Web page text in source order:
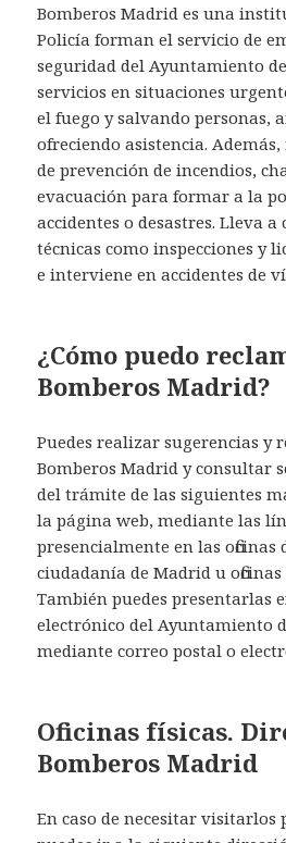
Bomberos Madrid es una
Policía forman el servicio de
seguridad del Ayuntamiento
servicios en situaciones
el fuego y salvando personas,
ofreciendo asistencia.
de prevención de incendios,
evacuación para formar a la
accidentes o desastres. Lleva a
técnicas como inspecciones y
e interviene en accidentes de
¿Cómo puedo
Bomberos Madrid?
Puedes realizar sugerencias y
Bomberos Madrid y consultar
del trámite de las siguientes
la página web, mediante las
presencialmente en las oficinas
ciudadanía de Madrid u
También puedes presentarlas
electrónico del Ayuntamiento
mediante correo postal o
Oficinas físicas.
Bomberos Madrid
En caso de necesitar visitarlos